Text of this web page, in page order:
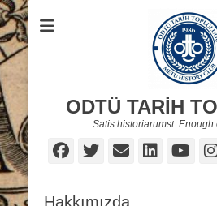
ODTÜ TARİH
Satis historiarumst: Enough
Facebook
Twitter
Email
Hakkımızda